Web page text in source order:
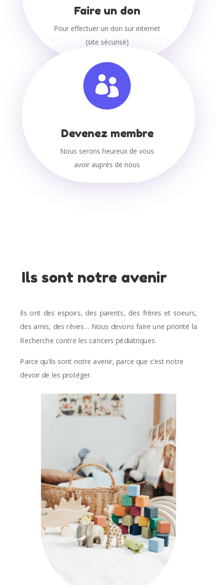
Faire un don
Pour effectuer un don sur internet
(site sécurisé)

Devenez membre
Nous serons heureux de vous
avoir auprès de nous
Ils sont notre avenir
Ils ont des espoirs, des parents, des frères et soeurs,
des amis, des rêves… Nous devons faire une priorité la
Recherche contre les cancers pédiatriques.
Parce qu’ils sont notre avenir, parce que c’est notre
devoir de les protéger.